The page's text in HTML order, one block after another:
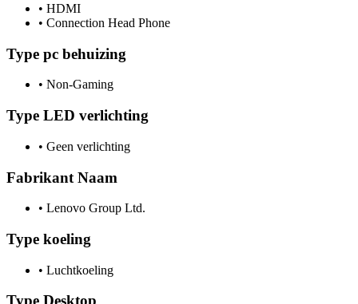
• HDMI
• Connection Head Phone
Type pc behuizing
• Non-Gaming
Type LED verlichting
• Geen verlichting
Fabrikant Naam
• Lenovo Group Ltd.
Type koeling
• Luchtkoeling